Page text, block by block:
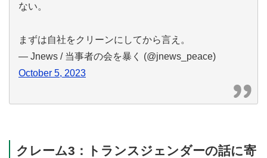
ない。
まずは自社をクリーンにしてから言え。
— Jnews / 当事者の会を暴く (@jnews_peace)
October 5, 2023
クレーム3：トランスジェンダーの話に寄